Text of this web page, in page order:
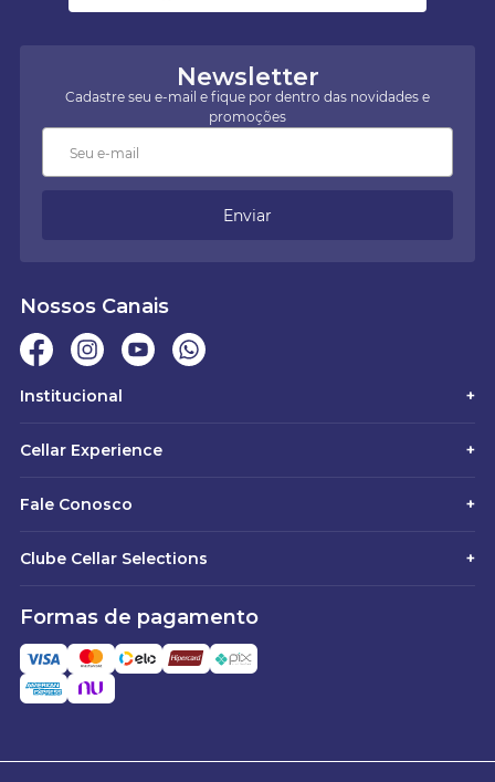
Newsletter
Cadastre seu e-mail e fique por dentro das novidades e
promoções
Enviar
Nossos Canais
Institucional +
Cellar Experience +
Fale Conosco +
Clube Cellar Selections +
Formas de pagamento